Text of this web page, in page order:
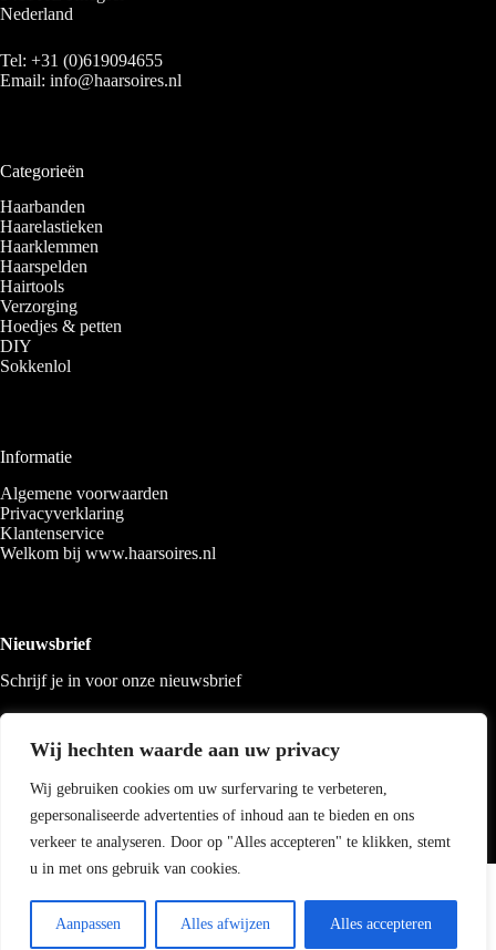
Wij hechten waarde aan uw privacy
Wij gebruiken cookies om uw surfervaring te verbeteren,
gepersonaliseerde advertenties of inhoud aan te bieden en ons
verkeer te analyseren. Door op "Alles accepteren" te klikken, stemt
u in met ons gebruik van cookies.
Aanpassen Alles afwijzen Alles accepteren
Nederland
Tel: +31 (0)619094655
Email: info@haarsoires.nl
Categorieën
Haarbanden
Haarelastieken
Haarklemmen
Haarspelden
Hairtools
Verzorging
Hoedjes & petten
DIY
Sokkenlol
Informatie
Algemene voorwaarden
Privacyverklaring
Klantenservice
Welkom bij www.haarsoires.nl
Nieuwsbrief
Schrijf je in voor onze nieuwsbrief
Copyright 2026 Haarsoires